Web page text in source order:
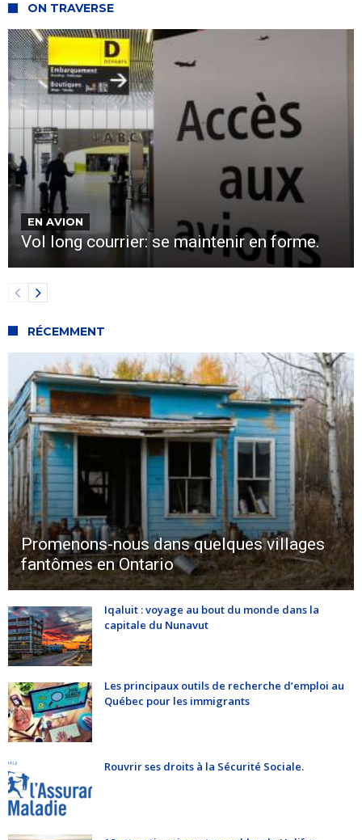
ON TRAVERSE
EN AVION
Vol long courrier: se maintenir en forme.
RÉCEMMENT
Promenons-nous dans quelques villages
fantômes en Ontario
Iqaluit : voyage au bout du monde dans la
capitale du Nunavut
Les principaux outils de recherche d’emploi au
Québec pour les immigrants
Rouvrir ses droits à la Sécurité Sociale.